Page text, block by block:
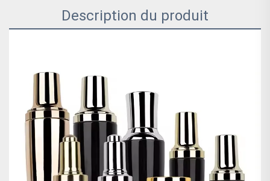
Description du produit